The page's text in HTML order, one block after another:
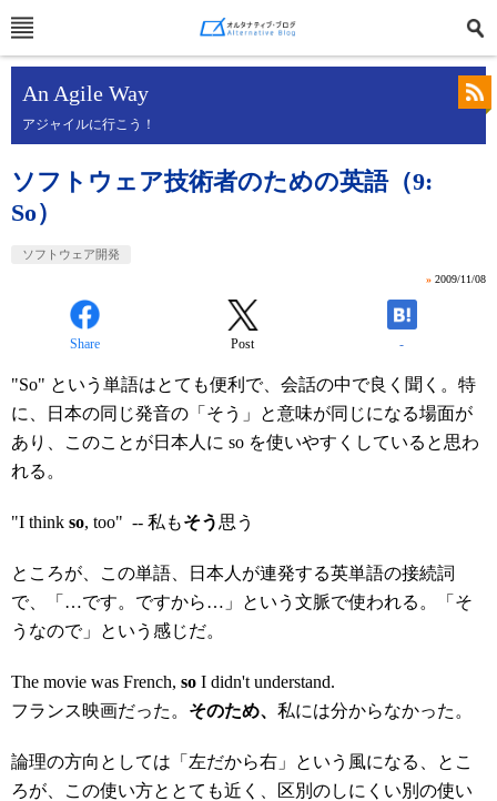
An Agile Way
アジャイルに行こう！
ソフトウェア技術者のための英語（9:
So）
ソフトウェア開発
» 2009/11/08
Share Post -
"So" という単語はとても便利で、会話の中で良く聞く。特
に、日本の同じ発音の「そう」と意味が同じになる場面が
あり、このことが日本人に so を使いやすくしていると思わ
れる。
"I think so, too" -- 私もそう 思う
ところが、この単語、日本人が連発する英単語の接続詞
で、「…です。ですから…」という文脈で使われる。「そ
うなので」という感じだ。
The movie was French, so I didn't understand.
フランス映画だった。 そのため、 私には分からなかった。
論理の方向としては「左だから右」という風になる、とこ
ろが、この使い方ととても近く、区別のしにくい別の使い